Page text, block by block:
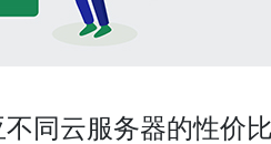
同云服务器的性价比